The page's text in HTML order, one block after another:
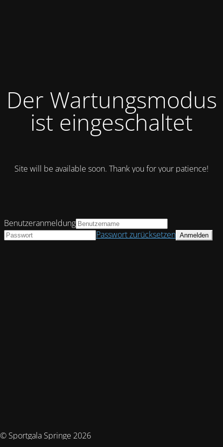
Der Wartungsmodus
ist eingeschaltet
Site will be available soon. Thank you for your patience!
© Sportgala Springe 2026
Benutzeranmeldung
Passwort zurücksetzen